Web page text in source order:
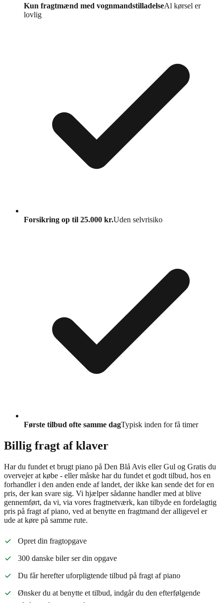
Kun fragtmænd med vognmandstilladelseAl kørsel er
lovlig
Forsikring op til 25.000 kr.Uden selvrisiko
Første tilbud ofte samme dagTypisk inden for få timer
Billig fragt af klaver
Har du fundet et brugt piano på Den Blå Avis eller Gul og Gratis du
overvejer at købe - eller måske har du fundet et godt tilbud, hos en
forhandler i den anden ende af landet, der ikke kan sende det for en
pris, der kan svare sig. Vi hjælper sådanne handler med at blive
gennemført, da vi, via vores fragtnetværk, kan tilbyde en fordelagtig
pris på fragt af piano, ved at benytte en fragtmand der alligevel er
ude at køre på samme rute.
Opret din fragtopgave
300 danske biler ser din opgave
Du får herefter uforpligtende tilbud på fragt af piano
Ønsker du at benytte et tilbud, indgår du den efterfølgende